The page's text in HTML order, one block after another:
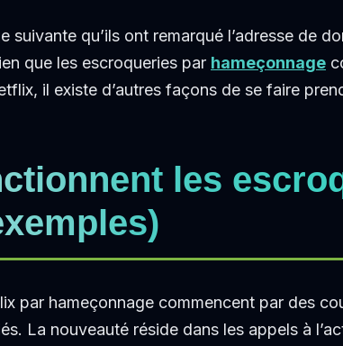
suivante qu’ils ont remarqué l’adresse de
que les escroqueries par hameçonnage
il existe d’autres façons de se faire
les
par hameçonnage commencent par des
La nouveauté réside dans les appels à